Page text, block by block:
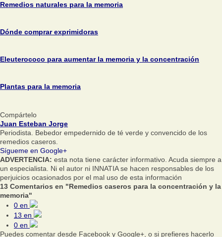
Remedios naturales para la memoria
Dónde comprar exprimidoras
Eleuterococo para aumentar la memoria y la concentración
Plantas para la memoria
Compártelo
Juan Esteban Jorge
Periodista. Bebedor empedernido de té verde y convencido de los
remedios caseros.
Sígueme en Google+
ADVERTENCIA: esta nota tiene carácter informativo. Acuda siempre a
un especialista. Ni el autor ni INNATIA se hacen responsables de los
perjuicios ocasionados por el mal uso de esta información
13 Comentarios en "Remedios caseros para la concentración y la
memoria"
0 en
13 en
0 en
Puedes comentar desde Facebook y Google+, o si prefieres hacerlo